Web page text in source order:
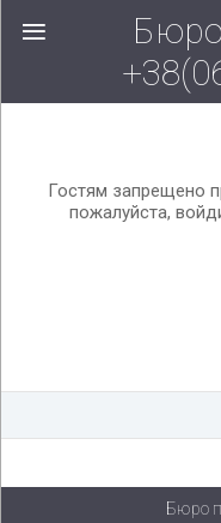
Гостям запрещено
пожалуйста,
Бюро